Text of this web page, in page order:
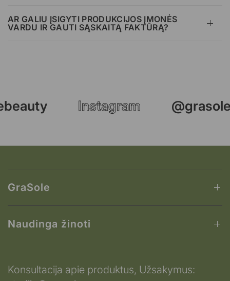
AR GALIU ĮSIGYTI PRODUKCIJOS ĮMONĖS
VARDU IR GAUTI SĄSKAITĄ FAKTŪRĄ?
Instagram
GraSole
Naudinga žinoti
Konsultacija apie produktus, Užsakymus: